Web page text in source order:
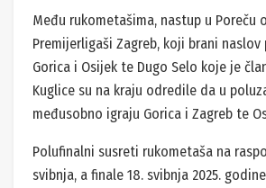
Među rukometašima, nastup u Poreču
Premijerligaši Zagreb, koji brani naslov
Gorica i Osijek te Dugo Selo koje je član
Kuglice su na kraju odredile da u
međusobno igraju Gorica i Zagreb te
Polufinalni susreti rukometaša na
svibnja, a finale 18. svibnja 2025.